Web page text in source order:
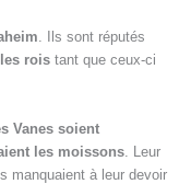
. Ils sont réputés
rois tant que ceux-ci
Vanes soient
les moissons . Leur
manquaient à leur devoir